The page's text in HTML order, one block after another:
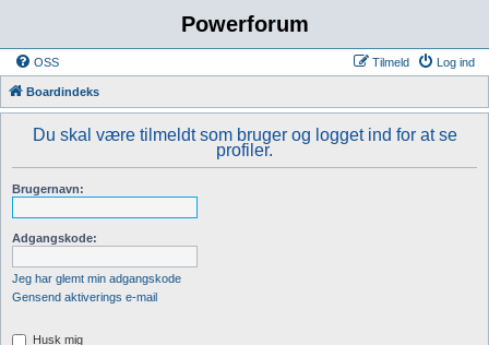
Powerforum
OSS Log ind
Tilmeld
Boardindeks
Du skal være tilmeldt som bruger og logget ind for at se
profiler.
Brugernavn:
Adgangskode:
Jeg har glemt min adgangskode
Gensend aktiverings e-mail
Husk mig